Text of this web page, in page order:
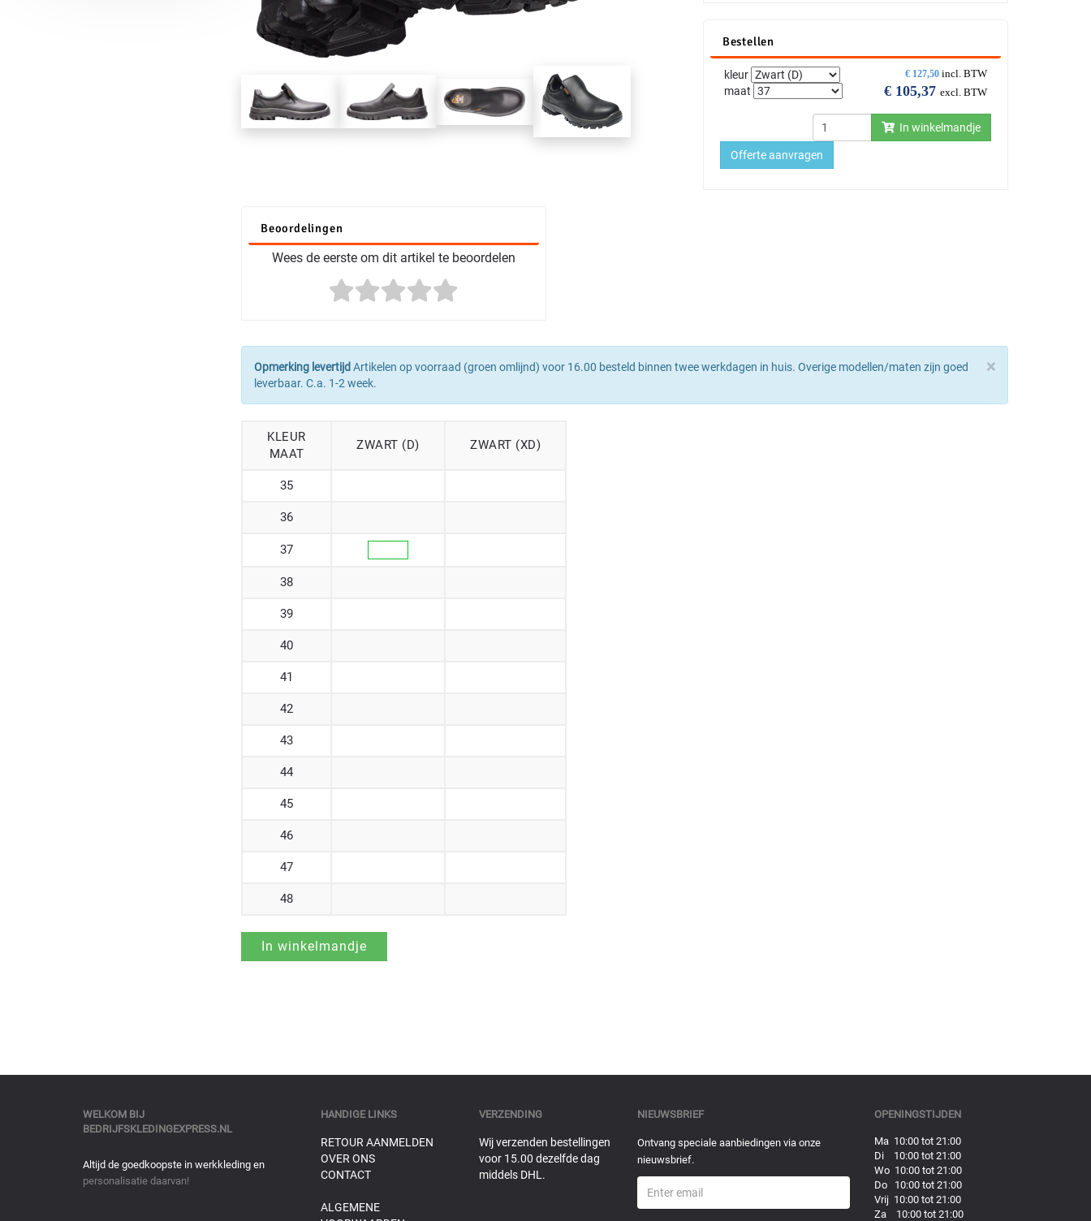
Bestellen
€ 127,50 incl. BTW
€ 105,37 excl. BTW
kleur
maat
In winkelmandje
Offerte aanvragen
Beoordelingen
Wees de eerste om dit artikel te beoordelen
×
Opmerking levertijd Artikelen op voorraad (groen omlijnd) voor 16.00 besteld binnen twee werkdagen in huis. Overige modellen/maten zijn goed
leverbaar. C.a. 1-2 week.
KLEUR
MAAT
ZWART (D) ZWART (XD)
35
36
37
38
39
40
41
42
43
44
45
46
47
48
WELKOM BIJ
BEDRIJFSKLEDINGEXPRESS.NL
Altijd de goedkoopste in werkkleding en
personalisatie daarvan!
HANDIGE LINKS
RETOUR AANMELDEN
OVER ONS
CONTACT
ALGEMENE
VERZENDING
Wij verzenden bestellingen
voor 15.00 dezelfde dag
middels DHL.
NIEUWSBRIEF
Ontvang speciale aanbiedingen via onze
nieuwsbrief.
OPENINGSTIJDEN
Ma 10:00 tot 21:00
Di 10:00 tot 21:00
Wo 10:00 tot 21:00
Do 10:00 tot 21:00
Vrij 10:00 tot 21:00
Za 10:00 tot 21:00